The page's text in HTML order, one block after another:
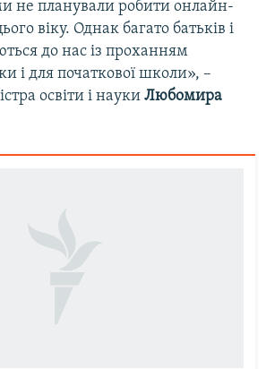
не планували робити онлайн-
віку. Однак багато батьків і
до нас із проханням
і для початкової школи», –
освіти і науки Любомира